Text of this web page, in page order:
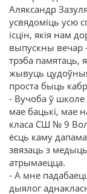
Аляксандр
усвядоміць усю
ісцін, якія нам
выпускны вечар
трэба памятаць,
жывуць цудоўныя
проста быць
- Вучоба ў школе
мае бацькі, мае
класа СШ № 9
ёсць каму
звязаць з
атрымаецца.
- А мне
дыялог